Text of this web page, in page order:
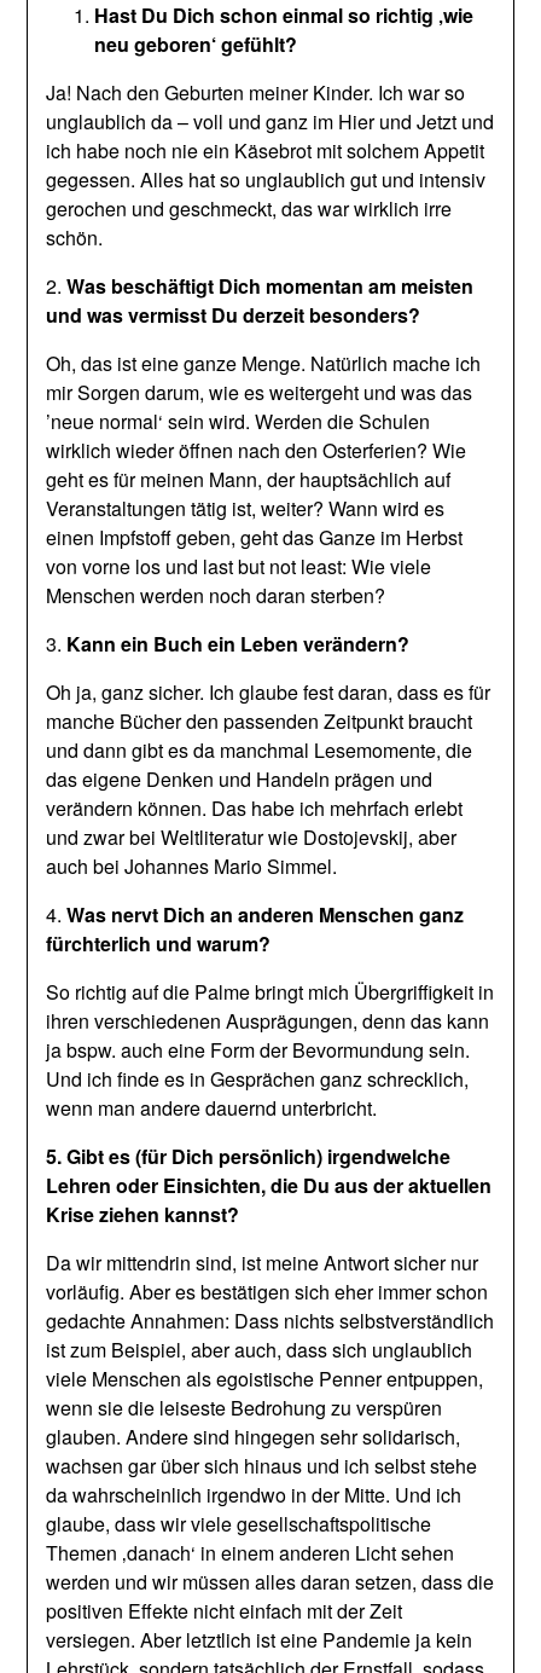
Hast Du Dich schon einmal so richtig ‚wie
neu geboren‘ gefühlt?
Ja! Nach den Geburten meiner Kinder. Ich war so
unglaublich da – voll und ganz im Hier und Jetzt und
ich habe noch nie ein Käsebrot mit solchem Appetit
gegessen. Alles hat so unglaublich gut und intensiv
gerochen und geschmeckt, das war wirklich irre
schön.
2.Was beschäftigt Dich momentan am meisten
und was vermisst Du derzeit besonders?
Oh, das ist eine ganze Menge. Natürlich mache ich
mir Sorgen darum, wie es weitergeht und was das
’neue normal‘ sein wird. Werden die Schulen
wirklich wieder öffnen nach den Osterferien? Wie
geht es für meinen Mann, der hauptsächlich auf
Veranstaltungen tätig ist, weiter? Wann wird es
einen Impfstoff geben, geht das Ganze im Herbst
von vorne los und last but not least: Wie viele
Menschen werden noch daran sterben?
3. Kann ein Buch ein Leben verändern?
Oh ja, ganz sicher. Ich glaube fest daran, dass es für
manche Bücher den passenden Zeitpunkt braucht
und dann gibt es da manchmal Lesemomente, die
das eigene Denken und Handeln prägen und
verändern können. Das habe ich mehrfach erlebt
und zwar bei Weltliteratur wie Dostojevskij, aber
auch bei Johannes Mario Simmel.
4.Was nervt Dich an anderen Menschen ganz
fürchterlich und warum?
So richtig auf die Palme bringt mich Übergriffigkeit in
ihren verschiedenen Ausprägungen, denn das kann
ja bspw. auch eine Form der Bevormundung sein.
Und ich finde es in Gesprächen ganz schrecklich,
wenn man andere dauernd unterbricht.
5. Gibt es (für Dich persönlich) irgendwelche
Lehren oder Einsichten, die Du aus der aktuellen
Krise ziehen kannst?
Da wir mittendrin sind, ist meine Antwort sicher nur
vorläufig. Aber es bestätigen sich eher immer schon
gedachte Annahmen: Dass nichts selbstverständlich
ist zum Beispiel, aber auch, dass sich unglaublich
viele Menschen als egoistische Penner entpuppen,
wenn sie die leiseste Bedrohung zu verspüren
glauben. Andere sind hingegen sehr solidarisch,
wachsen gar über sich hinaus und ich selbst stehe
da wahrscheinlich irgendwo in der Mitte. Und ich
glaube, dass wir viele gesellschaftspolitische
Themen ‚danach‘ in einem anderen Licht sehen
werden und wir müssen alles daran setzen, dass die
positiven Effekte nicht einfach mit der Zeit
versiegen. Aber letztlich ist eine Pandemie ja kein